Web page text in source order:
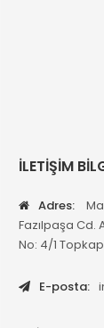
İLETİŞİM
Adres:
Fazılpaşa Cd.
No: 4/1
E-posta: